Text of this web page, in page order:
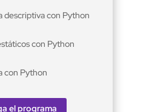
descriptiva con Python
con Python
con Python
el programa